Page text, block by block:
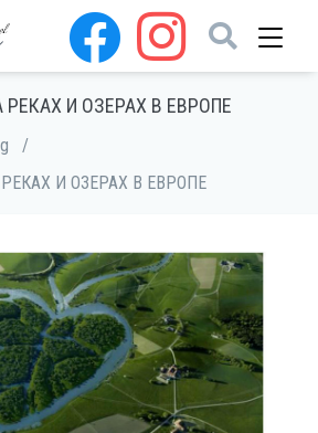
И ОЗЕРАХ В ЕВРОПЕ
/
И ОЗЕРАХ В ЕВРОПЕ